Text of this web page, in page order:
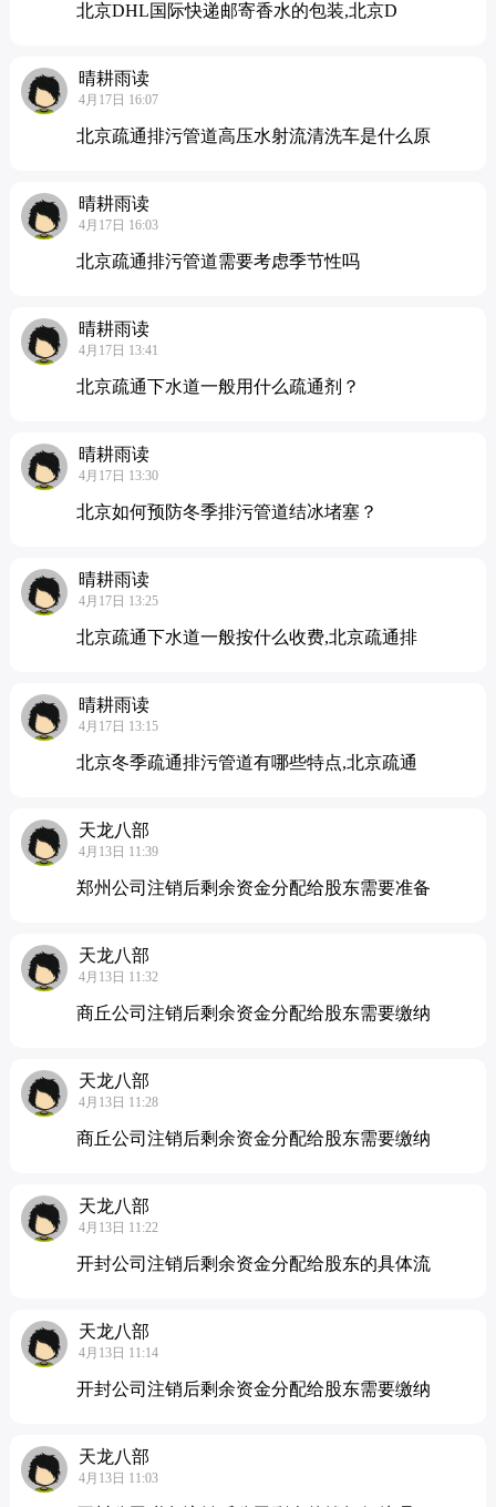
北京DHL国际快递邮寄香水的包装,北京D
晴耕雨读
4月17日 16:07
北京疏通排污管道高压水射流清洗车是什么原
晴耕雨读
4月17日 16:03
北京疏通排污管道需要考虑季节性吗
晴耕雨读
4月17日 13:41
北京疏通下水道一般用什么疏通剂？
晴耕雨读
4月17日 13:30
北京如何预防冬季排污管道结冰堵塞？
晴耕雨读
4月17日 13:25
北京疏通下水道一般按什么收费,北京疏通排
晴耕雨读
4月17日 13:15
北京冬季疏通排污管道有哪些特点,北京疏通
天龙八部
4月13日 11:39
郑州公司注销后剩余资金分配给股东需要准备
天龙八部
4月13日 11:32
商丘公司注销后剩余资金分配给股东需要缴纳
天龙八部
4月13日 11:28
商丘公司注销后剩余资金分配给股东需要缴纳
天龙八部
4月13日 11:22
开封公司注销后剩余资金分配给股东的具体流
天龙八部
4月13日 11:14
开封公司注销后剩余资金分配给股东需要缴纳
天龙八部
4月13日 11:03